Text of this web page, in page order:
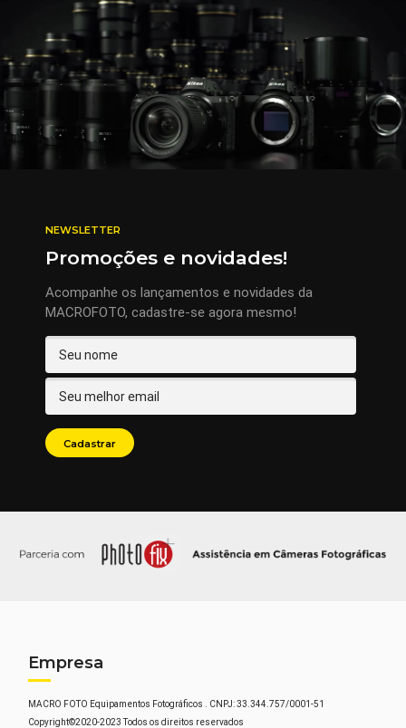
NEWSLETTER
Promoções e novidades!
Acompanhe os lançamentos e novidades da
MACROFOTO, cadastre-se agora mesmo!
Empresa
MACRO FOTO Equipamentos Fotográficos . CNPJ: 33.344.757/0001-51
Copyright©2020-2023 Todos os direitos reservados